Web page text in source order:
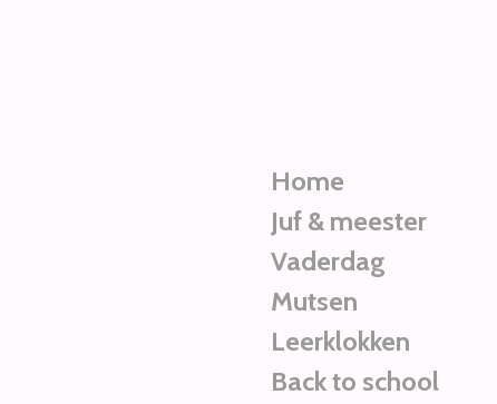
Home
Juf & meester
Vaderdag
Mutsen
Leerklokken
Back to school